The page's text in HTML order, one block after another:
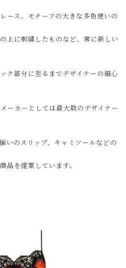
ース、モチーフの大きな多色使いの
上に刺繍したものなど、常に新しい
ク部分に至るまでデザイナーの細心
ーカーとしては最大数のデザイナー
いのスリップ、キャミソールなどの
品を提案しています。